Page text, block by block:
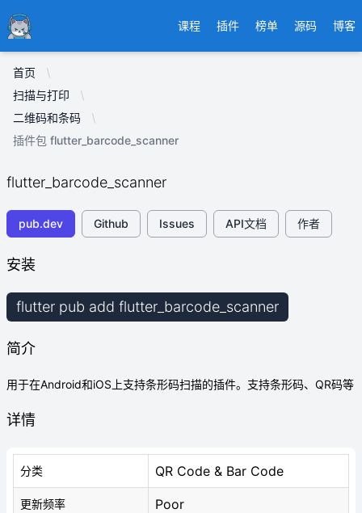
Ducafecat 课程 插件 榜单 源码 博客
首页
扫描与打印
二维码和条码
插件包 flutter_barcode_scanner
flutter_barcode_scanner
pub.dev Github Issues API文档 作者
安装
flutter pub add flutter_barcode_scanner
简介
用于在Android和iOS上支持条形码扫描的插件。支持条形码、QR码等
详情
分类 QR Code & Bar Code
更新频率 Poor